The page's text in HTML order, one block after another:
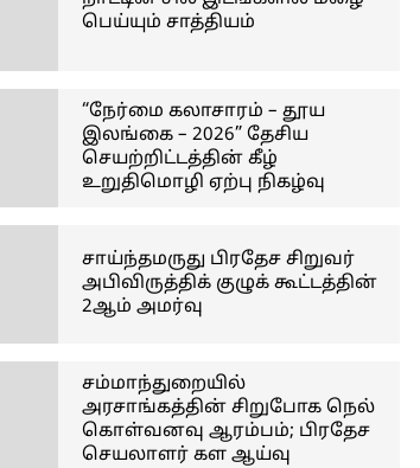
பெய்யும் சாத்தியம்
“நேர்மை கலாசாரம் – தூய
இலங்கை – 2026” தேசிய
செயற்றிட்டத்தின் கீழ்
உறுதிமொழி ஏற்பு நிகழ்வு
சாய்ந்தமருது பிரதேச சிறுவர்
அபிவிருத்திக் குழுக் கூட்டத்தின்
2ஆம் அமர்வு
சம்மாந்துறையில்
அரசாங்கத்தின் சிறுபோக நெல்
கொள்வனவு ஆரம்பம்; பிரதேச
செயலாளர் கள ஆய்வு